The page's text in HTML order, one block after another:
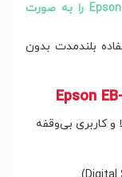
5. آیا می‌توان پروژکتور اپسون Epson EB-L260F را به صورت
بلندمدت بدون
و کاربری بی‌وقفه